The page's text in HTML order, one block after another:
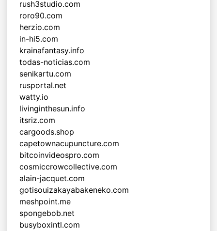
rush3studio.com
roro90.com
herzio.com
in-hi5.com
krainafantasy.info
todas-noticias.com
senikartu.com
rusportal.net
watty.io
livinginthesun.info
itsriz.com
cargoods.shop
capetownacupuncture.com
bitcoinvideospro.com
cosmiccrowcollective.com
alain-jacquet.com
gotisouizakayabakeneko.com
meshpoint.me
spongebob.net
busyboxintl.com